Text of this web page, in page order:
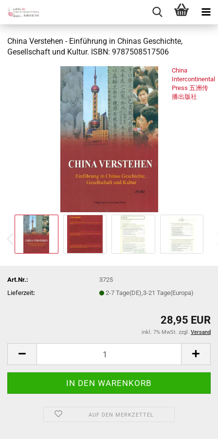
China Verstehen - Einführung in Chinas Geschichte,
Gesellschaft und Kultur. ISBN: 9787508517506
China
Intercontinental
Press 五洲传
播出版社
Art.Nr.:
3725
Lieferzeit: 2-7 Tage(DE),3-21 Tage(Europa)
28,95 EUR
inkl. 7% MwSt. zzgl. Versand
AUF DEN MERKZETTEL